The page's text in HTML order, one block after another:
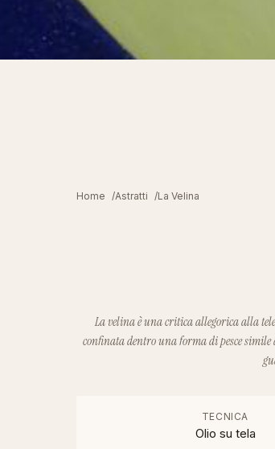
Home Astratti La Velina
La velina è una critica allegorica alla
confinata dentro una forma di pesce simile
TECNICA
Olio su tela